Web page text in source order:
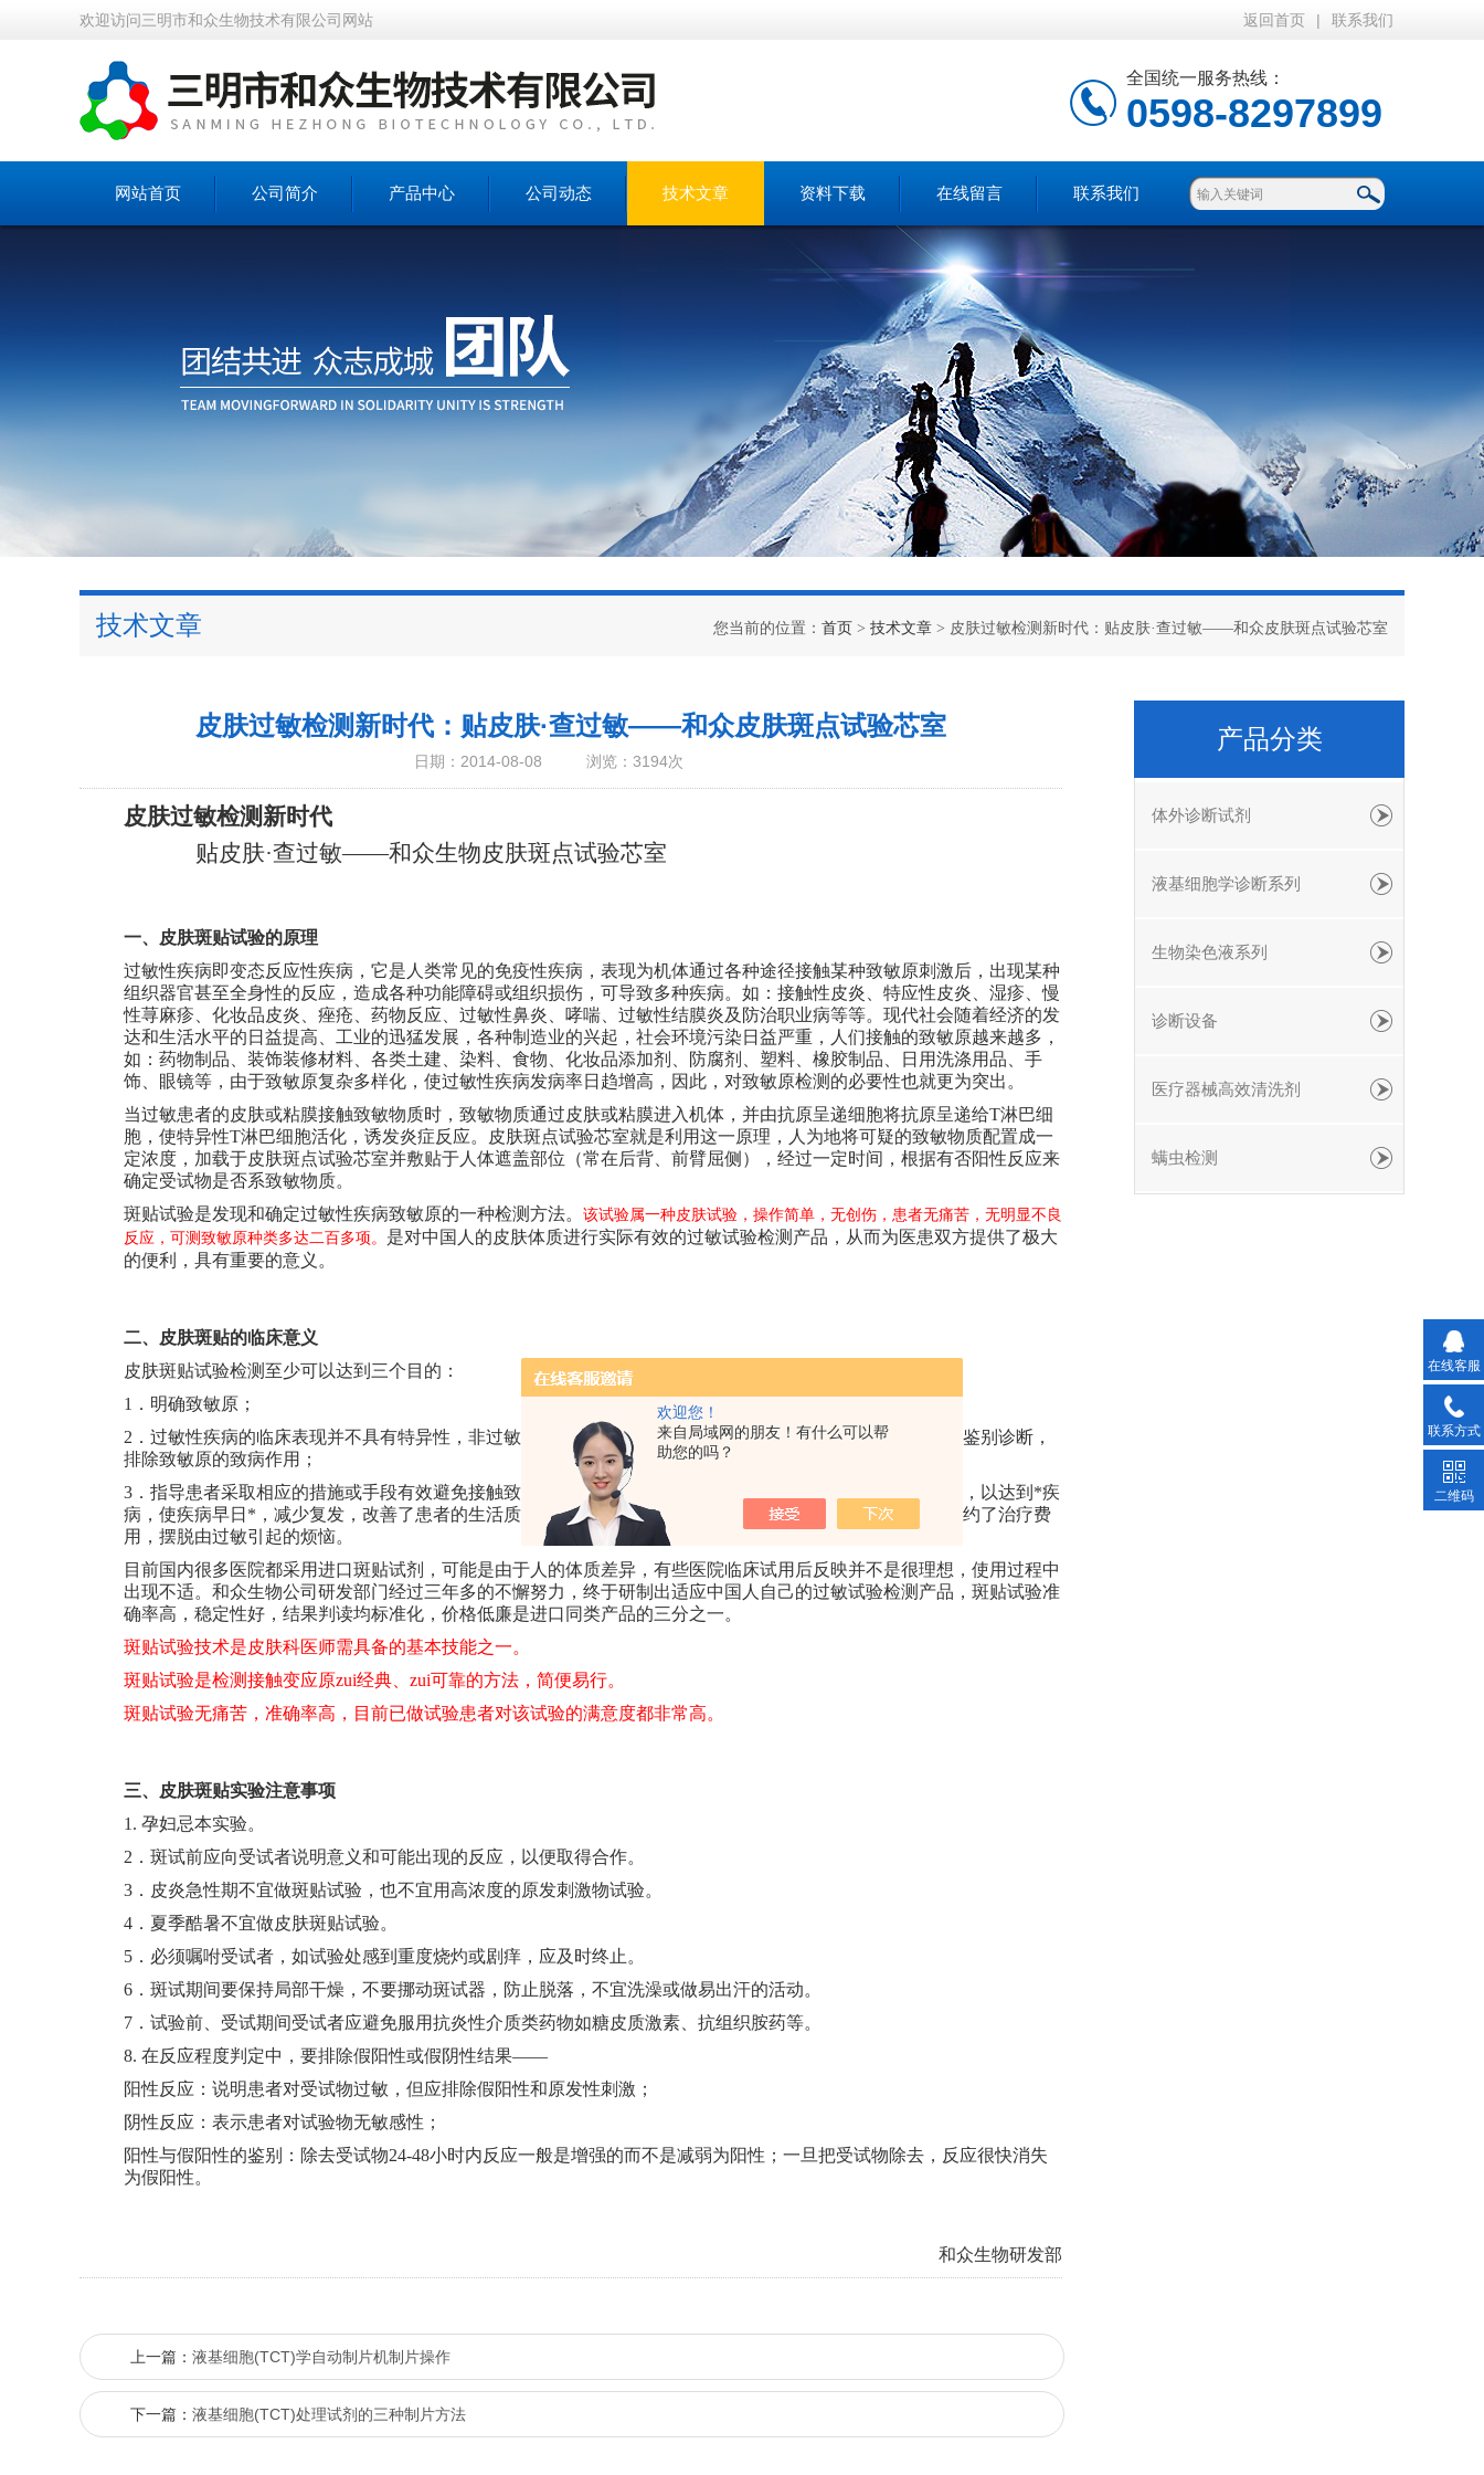
欢迎您！
来自局域网的朋友！有什么可以帮
助您的吗？
欢迎访问三明市和众生物技术有限公司网站 返回首页 | 联系我们
全国统一服务热线：
0598-8297899
网站首页 公司简介 产品中心 公司动态 技术文章 资料下载 在线留言 联系我们
技术文章 您当前的位置： 首页 > 技术文章 > 皮肤过敏检测新时代：贴皮肤·查过敏——和众皮肤斑点试验芯室
皮肤过敏检测新时代：贴皮肤·查过敏——和众皮肤斑点试验芯室
日期：2014-08-08 浏览：3194次
皮肤过敏检测新时代
贴皮肤·查过敏——和众生物皮肤斑点试验芯室
一、皮肤斑贴试验的原理
过敏性疾病即变态反应性疾病，它是人类常见的免疫性疾病，表现为机体通过各种途径接触某种致敏原刺激后，出现某种
组织器官甚至全身性的反应，造成各种功能障碍或组织损伤，可导致多种疾病。如：接触性皮炎、特应性皮炎、湿疹、慢
性荨麻疹、化妆品皮炎、痤疮、药物反应、过敏性鼻炎、哮喘、过敏性结膜炎及防治职业病等等。现代社会随着经济的发
达和生活水平的日益提高、工业的迅猛发展，各种制造业的兴起，社会环境污染日益严重，人们接触的致敏原越来越多，
如：药物制品、装饰装修材料、各类土建、染料、食物、化妆品添加剂、防腐剂、塑料、橡胶制品、日用洗涤用品、手
饰、眼镜等，由于致敏原复杂多样化，使过敏性疾病发病率日趋增高，因此，对致敏原检测的必要性也就更为突出。
当过敏患者的皮肤或粘膜接触致敏物质时，致敏物质通过皮肤或粘膜进入机体，并由抗原呈递细胞将抗原呈递给T淋巴细
胞，使特异性T淋巴细胞活化，诱发炎症反应。皮肤斑点试验芯室就是利用这一原理，人为地将可疑的致敏物质配置成一
定浓度，加载于皮肤斑点试验芯室并敷贴于人体遮盖部位（常在后背、前臂屈侧），经过一定时间，根据有否阳性反应来
确定受试物是否系致敏物质。
斑贴试验是发现和确定过敏性疾病致敏原的一种检测方法。 该试验属一种皮肤试验，操作简单，无创伤，患者无痛苦，无明显不良
反应，可测致敏原种类多达二百多项。 是对中国人的皮肤体质进行实际有效的过敏试验检测产品，从而为医患双方提供了极大
的便利，具有重要的意义。
二、皮肤斑贴的临床意义
皮肤斑贴试验检测至少可以达到三个目的：
1 ．明确致敏原；
2 ．过敏性疾病的临床表现并不具有特异性，非过敏因素也可造成类似表现，斑贴试验也可用于过敏性疾病的鉴别诊断，
排除致敏原的致病作用；
3 ．指导患者采取相应的措施或手段有效避免接触致敏原。从而提高了诊断水平，帮助我们找到致病的过敏原，以达到*疾
病，使疾病早日*，减少复发，改善了患者的生活质量，免去由于诊断不明、盲目治疗造成的浪费，为患者节约了治疗费
用，摆脱由过敏引起的烦恼。
目前国内很多医院都采用进口斑贴试剂，可能是由于人的体质差异，有些医院临床试用后反映并不是很理想，使用过程中
出现不适。和众生物公司研发部门经过三年多的不懈努力，终于研制出适应中国人自己的过敏试验检测产品，斑贴试验准
确率高，稳定性好，结果判读均标准化，价格低廉是进口同类产品的三分之一。
斑贴试验技术是皮肤科医师需具备的基本技能之一。
斑贴试验是检测接触变应原zui经典、zui可靠的方法，简便易行。
斑贴试验无痛苦，准确率高，目前已做试验患者对该试验的满意度都非常高。
三、皮肤斑贴实验注意事项
1. 孕妇忌本实验。
2 ．斑试前应向受试者说明意义和可能出现的反应，以便取得合作。
3 ．皮炎急性期不宜做斑贴试验，也不宜用高浓度的原发刺激物试验。
4 ．夏季酷暑不宜做皮肤斑贴试验。
5 ．必须嘱咐受试者，如试验处感到重度烧灼或剧痒，应及时终止。
6 ．斑试期间要保持局部干燥，不要挪动斑试器，防止脱落，不宜洗澡或做易出汗的活动。
7 ．试验前、受试期间受试者应避免服用抗炎性介质类药物如糖皮质激素、抗组织胺药等。
8. 在反应程度判定中，要排除假阳性或假阴性结果——
阳性反应：说明患者对受试物过敏，但应排除假阳性和原发性刺激；
阴性反应：表示患者对试验物无敏感性；
阳性与假阳性的鉴别：除去受试物24-48小时内反应一般是增强的而不是减弱为阳性；一旦把受试物除去，反应很快消失
为假阳性。
和众生物研发部
上一篇： 液基细胞(TCT)学自动制片机制片操作
下一篇： 液基细胞(TCT)处理试剂的三种制片方法
产品分类
体外诊断试剂
液基细胞学诊断系列
生物染色液系列
诊断设备
医疗器械高效清洗剂
螨虫检测
在线客服
联系方式
二维码